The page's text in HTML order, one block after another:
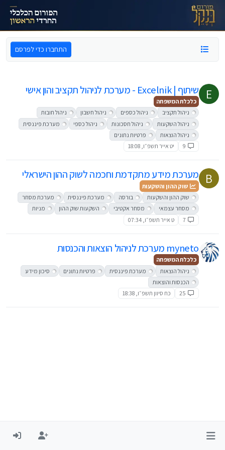
דילוג לתוכן
התחברו כדי לפרסם
E שיתוף | Excelnik - מערכת לניהול תקציב והון אישי
כלכלת המשפחה
ניהול תקציב
ניהול כספים ניהול חשבון
ניהול חובות
ניהול השקעות
ניהול חסכונות ניהול כספי
מערכת פיננסית
ניהול הוצאות
פרטיות נתונים
9
יט אייר תשפ״ו, 18:08
B מערכת מידע מתקדמת וחכמה לשוק ההון הישראלי
שוק ההון והשקעות
שוק ההון והשקעות
בורסה מערכת פיננסית
מערכת מסחר
מסחר עצמאי
מסחר אקטיבי השקעות שוק ההון
מניות
7
ט אייר תשפ״ו, 07:34
myneto מערכת לניהול הוצאות והכנסות
כלכלת המשפחה
ניהול הוצאות
מערכת פיננסית פרטיות נתונים
סיכון מידע
הכנסות והוצאות
25
כח סיוון תשפ״ו, 18:38